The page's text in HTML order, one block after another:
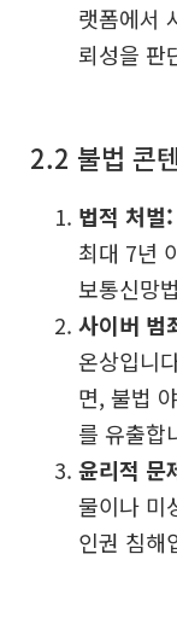
랫폼에서
뢰성을 판
2.2 불법 콘
법적 처벌:
최대 7년
보통신망
사이버 범
온상입니
면, 불법
를 유출합
윤리적 문
물이나 미
인권 침해